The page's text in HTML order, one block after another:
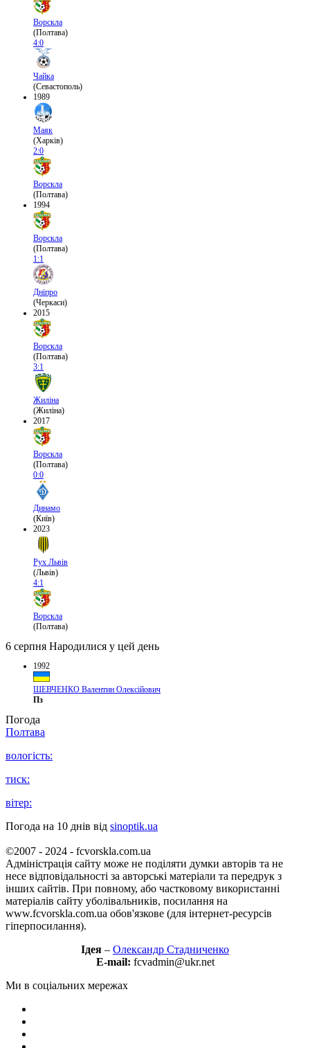
Ворскла
(Полтава)
4:0
Чайка
(Севастополь)
1989
Маяк
(Харків)
2:0
Ворскла
(Полтава)
1994
Ворскла
(Полтава)
1:1
Дніпро
(Черкаси)
2015
Ворскла
(Полтава)
3:1
Жиліна
(Жиліна)
2017
Ворскла
(Полтава)
0:0
Динамо
(Київ)
2023
Рух Львів
(Львів)
4:1
Ворскла
(Полтава)
6 серпня Народилися у цей день
1992
ШЕВЧЕНКО Валентин Олексійович
Пз
Погода
Полтава
вологість:
тиск:
вітер:
Погода на 10 днів від sinoptik.ua
©2007 - 2024 - fcvorskla.com.ua
Адміністрація сайту може не поділяти думки авторів та не
несе відповідальності за авторські матеріали та передрук з
інших сайтів. При повному, або частковому використанні
матеріалів сайту уболівальників, посилання на
www.fcvorskla.com.ua обов'язкове (для інтернет-ресурсів
гіперпосилання).
Ідея – Олександр Стадниченко
E-mail: fcvadmin@ukr.net
Ми в соціальних мережах